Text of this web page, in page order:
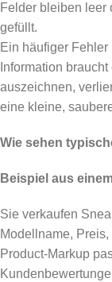
Felder bleiben leer
gefüllt.
Ein häufiger
Information
auszeichnen,
eine kleine,
Wie sehen
Beispiel aus
Sie verkaufen
Modellname,
Product-Markup